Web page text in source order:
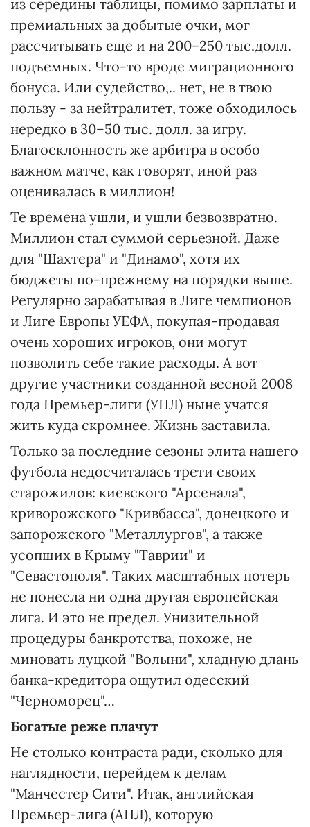
из середины таблицы, помимо зарплаты и
премиальных за добытые очки, мог
рассчитывать еще и на 200–250 тыс.долл.
подъемных. Что-то вроде миграционного
бонуса. Или судейство,.. нет, не в твою
пользу - за нейтралитет, тоже обходилось
нередко в 30–50 тыс. долл. за игру.
Благосклонность же арбитра в особо
важном матче, как говорят, иной раз
оценивалась в миллион!
Те времена ушли, и ушли безвозвратно.
Миллион стал суммой серьезной. Даже
для "Шахтера" и "Динамо", хотя их
бюджеты по-прежнему на порядки выше.
Регулярно зарабатывая в Лиге чемпионов
и Лиге Европы УЕФА, покупая-продавая
очень хороших игроков, они могут
позволить себе такие расходы. А вот
другие участники созданной весной 2008
года Премьер-лиги (УПЛ) ныне учатся
жить куда скромнее. Жизнь заставила.
Только за последние сезоны элита нашего
футбола недосчиталась трети своих
старожилов: киевского "Арсенала",
криворожского "Кривбасса", донецкого и
запорожского "Металлургов", а также
усопших в Крыму "Таврии" и
"Севастополя". Таких масштабных потерь
не понесла ни одна другая европейская
лига. И это не предел. Унизительной
процедуры банкротства, похоже, не
миновать луцкой "Волыни", хладную длань
банка-кредитора ощутил одесский
"Черноморец"…
Богатые реже плачут
Не столько контраста ради, сколько для
наглядности, перейдем к делам
"Манчестер Сити". Итак, английская
Премьер-лига (АПЛ), которую